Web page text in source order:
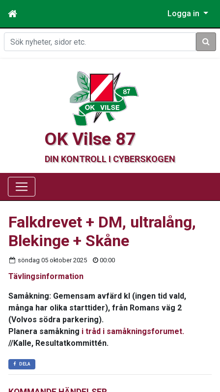
Logga in
Sök
OK Vilse 87
DIN KONTROLL I CYBERSKOGEN
Falkdrevet + DM, ultralång,
Blekinge + Skåne
söndag 05 oktober 2025 00:00
Tävlingsinformation
Samåkning: Gemensam avfärd kl (ingen tid vald,
många har olika starttider), från Romans väg 2
(Volvos södra parkering).
Planera samåkning i tråd i samåkningsforumet.
//Kalle, Resultatkommittén.
DELA